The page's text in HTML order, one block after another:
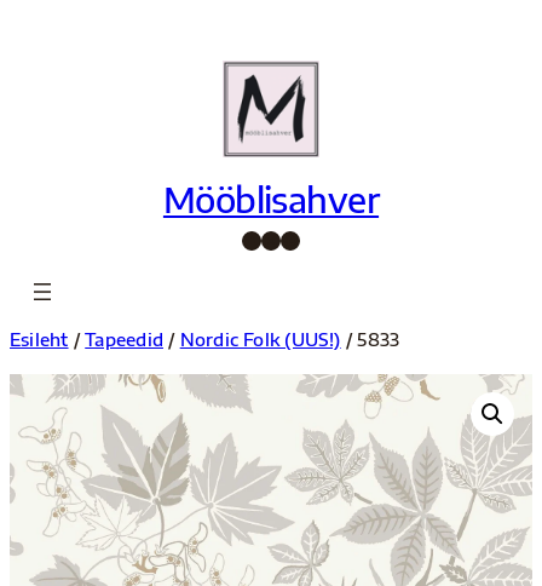
Mööblisahver
Facebook InstagramPinterest
Esileht /Tapeedid / Nordic Folk (UUS!) / 5833